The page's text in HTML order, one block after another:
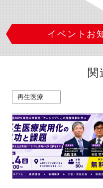
イベントお
関
再生医療